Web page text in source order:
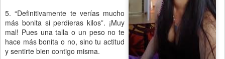
5. “Definitivamente te verías mucho
más bonita si perdieras kilos”. ¡Muy
mal! Pues una talla o un peso no te
hace más bonita o no, sino tu actitud
y sentirte bien contigo misma.